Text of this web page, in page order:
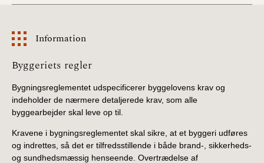
Information
Information
Byggeriets regler
Bygningsreglementet udspecificerer byggelovens krav og
indeholder de nærmere detaljerede krav, som alle
byggearbejder skal leve op til.
Kravene i bygningsreglementet skal sikre, at et byggeri udføres
og indrettes, så det er tilfredsstillende i både brand-, sikkerheds-
og sundhedsmæssig henseende. Overtrædelse af